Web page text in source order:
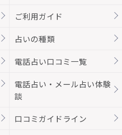
ご利用ガイド
占いの種類
電話占い口コミ一覧
電話占い・メール占い体験
談
口コミガイドライン